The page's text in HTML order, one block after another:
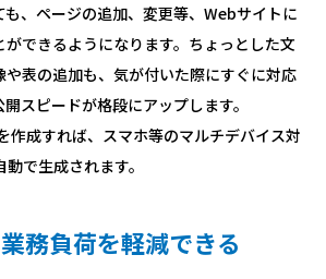
、ページの追加、変更等、Webサイトに
できるようになります。ちょっとした文
表の追加も、気が付いた際にすぐに対応
スピードが格段にアップします。
作成すれば、スマホ等のマルチデバイス対
で生成されます。
務負荷を軽減できる